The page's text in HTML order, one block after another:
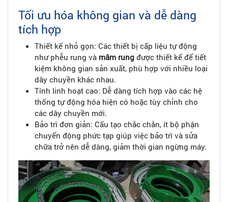
Tối ưu hóa không gian và dễ dàng
tích hợp
Thiết kế nhỏ gọn: Các thiết bị cấp liệu tự động
như phễu rung và mâm rung được thiết kế để tiết
kiệm không gian sản xuất, phù hợp với nhiều loại
dây chuyền khác nhau.
Tính linh hoạt cao: Dễ dàng tích hợp vào các hệ
thống tự động hóa hiện có hoặc tùy chỉnh cho
các dây chuyền mới.
Bảo trì đơn giản: Cấu tạo chắc chắn, ít bộ phận
chuyển động phức tạp giúp việc bảo trì và sửa
chữa trở nên dễ dàng, giảm thời gian ngừng máy.